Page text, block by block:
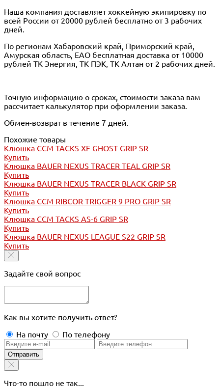
Наша компания доставляет хоккейную экипировку по
всей России от 20000 рублей бесплатно от 3 рабочих
дней.
По регионам Хабаровский край, Приморский край,
Амурская область, ЕАО бесплатная доставка от 10000
рублей ТК Энергия, ТК ПЭК, ТК Алтан от 2 рабочих дней.
Точную информацию о сроках, стоимости заказа вам
рассчитает калькулятор при оформлении заказа.
Обмен-возврат в течение 7 дней.
Похожие товары
Клюшка CCM TACKS XF GHOST GRIP SR
Купить
Клюшка BAUER NEXUS TRACER TEAL GRIP SR
Купить
Клюшка BAUER NEXUS TRACER BLACK GRIP SR
Купить
Клюшка CCM RIBCOR TRIGGER 9 PRO GRIP SR
Купить
Клюшка CCM TACKS AS-6 GRIP SR
Купить
Клюшка BAUER NEXUS LEAGUE S22 GRIP SR
Купить
Задайте свой вопрос
Как вы хотите получить ответ?
На почту
По телефону
Отправить
Что-то пошло не так...